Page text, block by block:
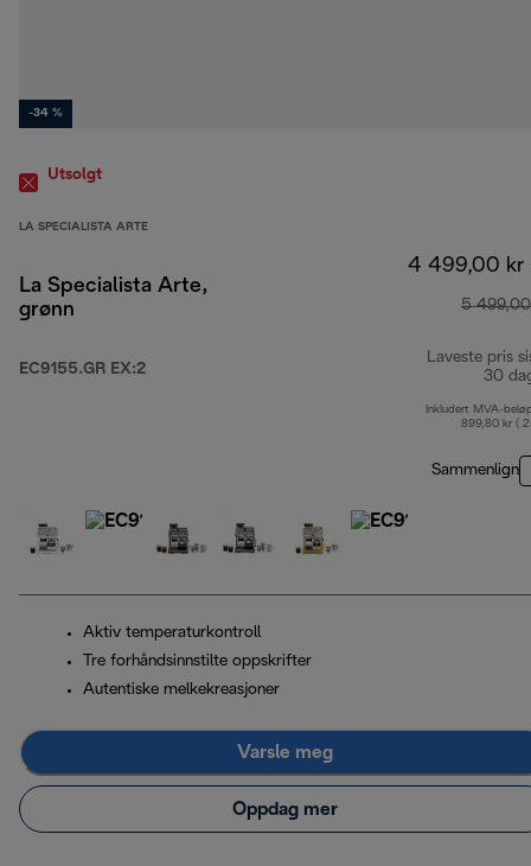
-34 %
Utsolgt
LA SPECIALISTA ARTE
La Specialista Arte,
grønn
EC9155.GR EX:2
4 499,00 kr
5
Laveste pris
30
Inkludert MVA-
899,80 kr (
Sammenlign
Aktiv temperaturkontroll
Tre forhåndsinnstilte oppskrifter
Autentiske melkekreasjoner
Varsle meg
Oppdag mer